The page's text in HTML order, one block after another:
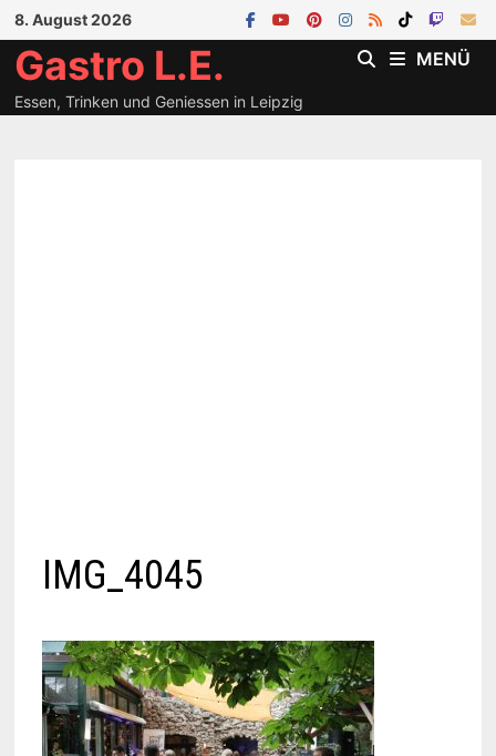
Zum
Inhalt
springen
8. August 2026
Gastro L.E.
Essen, Trinken und Geniessen in Leipzig
MENÜ
IMG_4045